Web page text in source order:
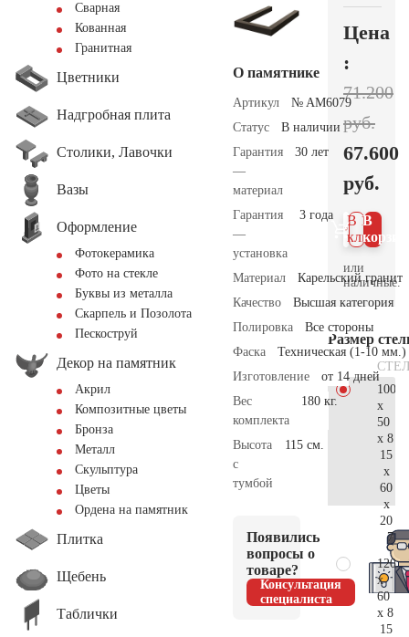
Сварная
Кованная
Гранитная
Цветники
Надгробная плита
Столики, Лавочки
Вазы
Оформление
Фотокерамика
Фото на стекле
Буквы из металла
Скарпель и Позолота
Пескоструй
Декор на памятник
Акрил
Композитные цветы
Бронза
Металл
Скульптура
Цветы
Ордена на памятник
Плитка
Щебень
Таблички
О памятнике
Артикул
№ AM6079
Статус
В наличии
Гарантия
—
материал
30 лет
Гарантия
—
установка
3 года
Материал
Карельский гранит
Качество
Высшая категория
Полировка
Все стороны
Фаска
Техническая (1-10 мм.)
Изготовление
от 14 дней
Вес
комплекта
180 кг.
Высота
с
тумбой
115 см.
Появились
вопросы о
товаре?
Консультация
специалиста
Цена
:
71.200
руб.
67.600
руб.
В
В 1
клик
или
наличные.
Размер
100
x
50
x 8
15
x
60
x
20
120
x
60
x 8
15